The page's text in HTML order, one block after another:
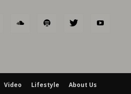
Video Lifestyle About Us